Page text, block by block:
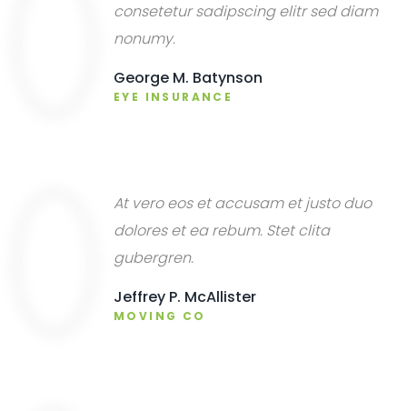
consetetur sadipscing elitr sed diam
nonumy.
George M. Batynson
EYE INSURANCE
At vero eos et accusam et justo duo
dolores et ea rebum. Stet clita
gubergren.
Jeffrey P. McAllister
MOVING CO